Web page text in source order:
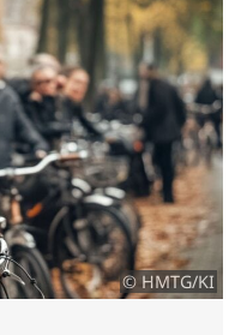
FR
PT
TR
RU
FI
ZH
KO
JA
© HMTG/KI